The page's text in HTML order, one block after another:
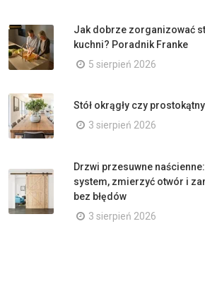
Jak dobrze zorganizować
kuchni? Poradnik Franke
5 sierpień 2026
Stół okrągły czy
3 sierpień 2026
Drzwi przesuwne
system, zmierzyć otwór i
bez błędów
3 sierpień 2026